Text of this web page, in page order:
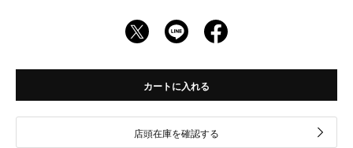
カートに入れる
店頭在庫を確認する